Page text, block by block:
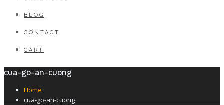
BLOG
CONTACT
CART
cua-go-an-cuong
Home
cua-go-an-cuong